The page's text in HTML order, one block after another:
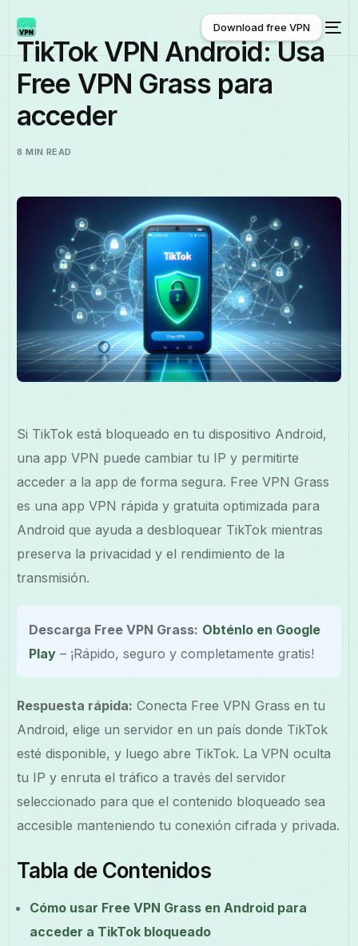
Español
Download free VPN
Download free VPN
TikTok VPN Android: Usa
Free VPN Grass para
acceder
8 MIN READ
Si TikTok está bloqueado en tu dispositivo Android,
una app VPN puede cambiar tu IP y permitirte
acceder a la app de forma segura. Free VPN Grass
es una app VPN rápida y gratuita optimizada para
Android que ayuda a desbloquear TikTok mientras
preserva la privacidad y el rendimiento de la
transmisión.
Descarga Free VPN Grass: Obténlo en Google
Play – ¡Rápido, seguro y completamente gratis!
Respuesta rápida: Conecta Free VPN Grass en tu
Android, elige un servidor en un país donde TikTok
esté disponible, y luego abre TikTok. La VPN oculta
tu IP y enruta el tráfico a través del servidor
seleccionado para que el contenido bloqueado sea
accesible manteniendo tu conexión cifrada y privada.
Tabla de Contenidos
Cómo usar Free VPN Grass en Android para
acceder a TikTok bloqueado